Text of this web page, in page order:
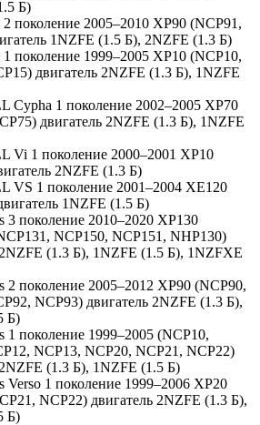
Б)
поколение 2005–2010 XP90 (NCP91,
1NZFE (1.5 Б), 2NZFE (1.3 Б)
поколение 1999–2005 XP10 (NCP10,
двигатель 2NZFE (1.3 Б), 1NZFE
Cypha 1 поколение 2002–2005 XP70
двигатель 2NZFE (1.3 Б), 1NZFE
Vi 1 поколение 2000–2001 XP10
2NZFE (1.3 Б)
VS 1 поколение 2001–2004 XE120
1NZFE (1.5 Б)
3 поколение 2010–2020 XP130
NCP150, NCP151, NHP130)
2NZFE (1.3 Б), 1NZFE (1.5 Б), 1NZFXE
2 поколение 2005–2012 XP90 (NCP90,
NCP93) двигатель 2NZFE (1.3 Б),
Б)
1 поколение 1999–2005 (NCP10,
NCP13, NCP20, NCP21, NCP22)
2NZFE (1.3 Б), 1NZFE (1.5 Б)
Verso 1 поколение 1999–2006 XP20
NCP22) двигатель 2NZFE (1.3 Б),
Б)